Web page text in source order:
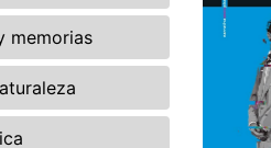
memorias